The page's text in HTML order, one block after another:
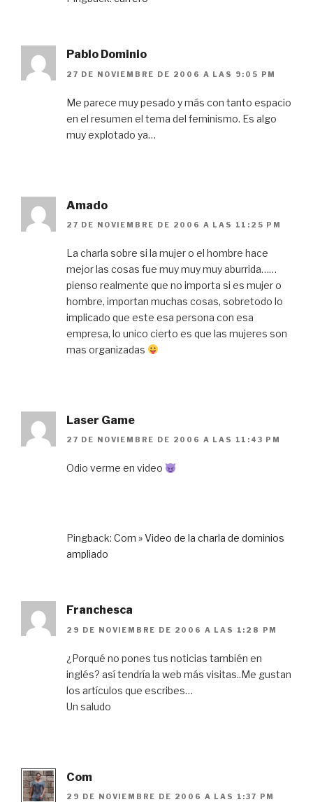
Pablo Dominio
27 DE NOVIEMBRE DE 2006 A LAS 9:05 PM
Me parece muy pesado y más con tanto espacio
en el resumen el tema del feminismo. Es algo
muy explotado ya…
Amado
27 DE NOVIEMBRE DE 2006 A LAS 11:25 PM
La charla sobre si la mujer o el hombre hace
mejor las cosas fue muy muy muy aburrida……
pienso realmente que no importa si es mujer o
hombre, importan muchas cosas, sobretodo lo
implicado que este esa persona con esa
empresa, lo unico cierto es que las mujeres son
mas organizadas
Laser Game
27 DE NOVIEMBRE DE 2006 A LAS 11:43 PM
Odio verme en video
Pingback: Com » Video de la charla de dominios
ampliado
Franchesca
29 DE NOVIEMBRE DE 2006 A LAS 1:28 PM
¿Porqué no pones tus noticias también en
inglés? así tendría la web más visitas..Me gustan
los artículos que escribes…
Un saludo
Com
29 DE NOVIEMBRE DE 2006 A LAS 1:37 PM